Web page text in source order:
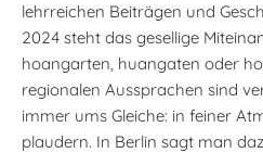
lehrreichen Beiträgen und
2024 steht das gesellige
hoangarten, huangaten oder
regionalen Aussprachen sind
immer ums Gleiche: in feiner
plaudern. In Berlin sagt man